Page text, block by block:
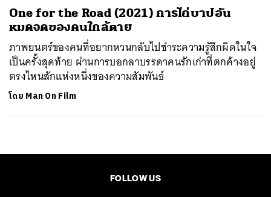
One for the Road (2021) การไถ่บาปอัน
หมดจดของคนใกล้ตาย
ภาพยนตร์ของคนที่อยากหวนกลับไปชำระความรู้สึกผิดในใจ
เป็นครั้งสุดท้าย ผ่านการบอกลาบรรดาคนรักเก่าที่ตกค้างอยู่
ตรงไหนสักแห่งหนึ่งของความสัมพันธ์
โดย Man On Film
FOLLOW US